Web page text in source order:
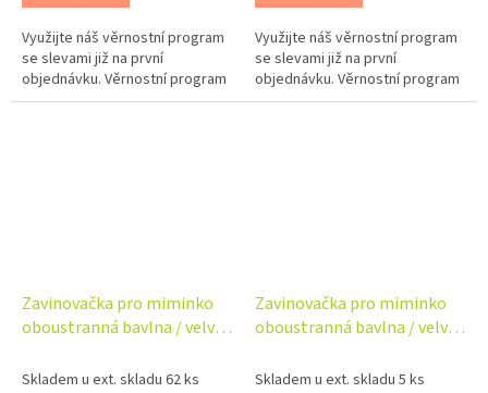
Využijte náš věrnostní program
se slevami již na první
objednávku. Věrnostní program
Využijte náš věrnostní program
se slevami již na první
objednávku. Věrnostní program
Zavinovačka pro miminko
oboustranná bavlna / velvet
Skladem u ext. skladu 62 ks
Zavinovačka pro miminko
oboustranná bavlna / velvet
Skladem u ext. skladu 5 ks